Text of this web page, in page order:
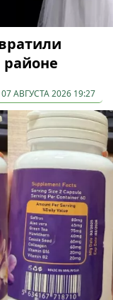
07 АВГУСТА 2026 19:27